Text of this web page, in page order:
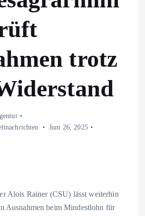
trotz
Juni 26, 2025
Alois Rainer (CSU) lässt weiterhin
Ausnahmen beim Mindestlohn für